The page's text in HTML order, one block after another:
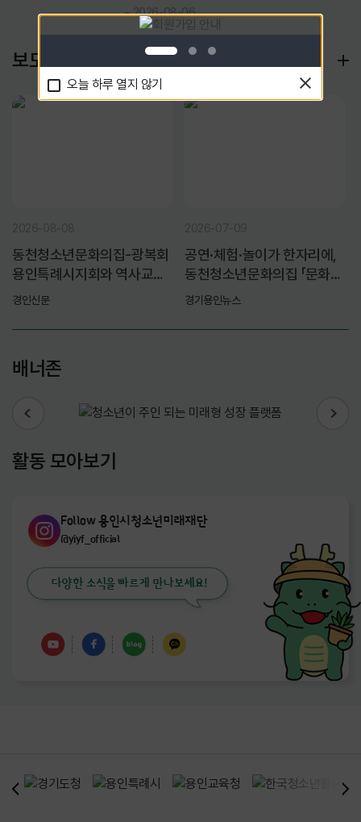
오늘 하루 열지 않기
~ 2026-08-06
보도자료
동천청소년문화의집-광복회
용인특례시지회와 역사교육
협력 업무협약 체결
경인신문
공연·체험·놀이가 한자리에,
동천청소년문화의집 「문화가
있는 동천 아트살롱」성황리
경기용인뉴스
배너존
활동 모아보기
Follow 용인시청소년미래재단
@yiyf_official
다양한 소식을 빠르게 만나보세요!